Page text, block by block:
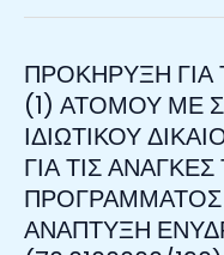
ΑΝΑΓΚΕΣ
ΕΡΕΥΝΗΤΙΚΩΝ
ΠΡΟΓΡΑΜΜΑΤΩΝ
«ΠΕΚΑ
ΟΠΘΣ
2024-
2029»
(ΠΑΡΑΚΟΛΟΥΘΗΣΗ
ΠΡΟΚΗΡΥΞΗ
(1) ΑΤΟΜΟΥ ΜΕ
ΙΔΙΩΤΙΚΟΥ
ΓΙΑ ΤΙΣ
ΠΡΟΓΡΑΜΜΑΤΟΣ
ΑΝΑΠΤΥΞΗ
ΠΡΟΚΗΡΥΞΗ
ΓΙΑ
ΤΗΝ
ΠΡΟΣΛΗΨΗ
ΕΝΟΣ
ΑΤΟΜΟΥ